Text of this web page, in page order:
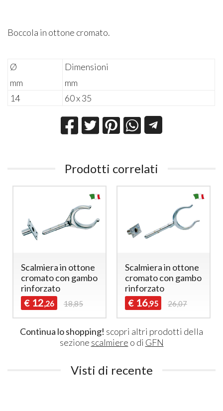
Boccola in ottone cromato.
Ø
mm
Dimensioni
mm
14
60 x 35
Prodotti correlati
Scalmiera in ottone
cromato con gambo
rinforzato
€ 12,26 18,85
Scalmiera in ottone
cromato con gambo
rinforzato
€ 16,95 26,07
Continua lo shopping! scopri altri prodotti della
sezione scalmiere o di GFN
Visti di recente